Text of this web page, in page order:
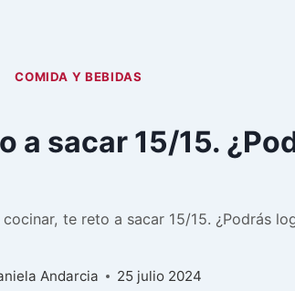
COMIDA Y BEBIDAS
a sacar 15/15.
cocinar, te reto a sacar 15/15. ¿Podrás
Andarcia 25 julio 2024